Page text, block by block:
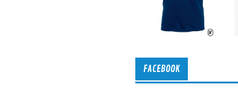
FACEBOOK